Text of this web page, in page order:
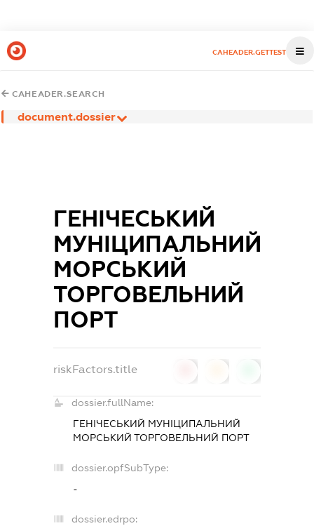
CAHEADER.GETTEST
CAHEADER.SEARCH
document.dossier
ГЕНІЧЕСЬКИЙ
МУНІЦИПАЛЬНИЙ
МОРСЬКИЙ
ТОРГОВЕЛЬНИЙ
ПОРТ
riskFactors.title
dossier.fullName:
ГЕНІЧЕСЬКИЙ МУНІЦИПАЛЬНИЙ
МОРСЬКИЙ ТОРГОВЕЛЬНИЙ ПОРТ
dossier.opfSubType:
-
dossier.edrpo: